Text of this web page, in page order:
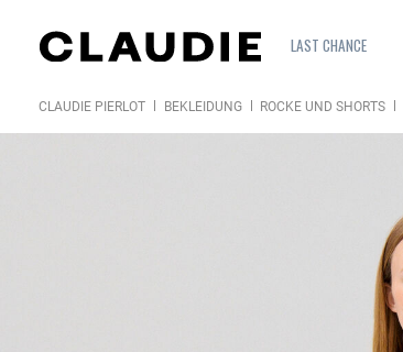
LAST CHANCE
CLAUDIE PIERLOT BEKLEIDUNG RÖCKE UND SHORTS